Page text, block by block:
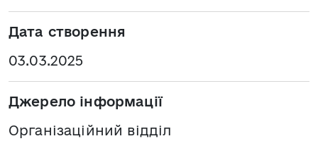
Дата створення
03.03.2025
Джерело інформації
Організаційний відділ